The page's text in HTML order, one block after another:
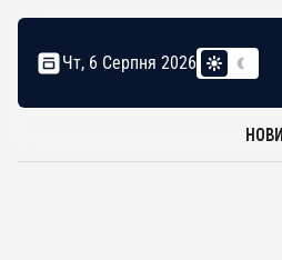
Чт, 6 Серпня 2026